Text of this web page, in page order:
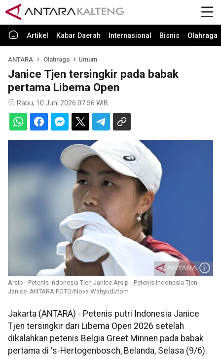
Artikel Kabar Daerah Internasional Bisnis Olahraga
ANTARA Olahraga Umum
Janice Tjen tersingkir pada babak
pertama Libema Open
Rabu, 10 Juni 2026 07:56 WIB
Arsip - Petenis Indonesia Tjen Janice.Arsip - Petenis Indonesia Tjen
Janice. ANTARA FOTO/Nova Wahyudi/tom
Jakarta (ANTARA) - Petenis putri Indonesia Janice
Tjen tersingkir dari Libema Open 2026 setelah
dikalahkan petenis Belgia Greet Minnen pada babak
pertama di 's-Hertogenbosch, Belanda, Selasa (9/6).